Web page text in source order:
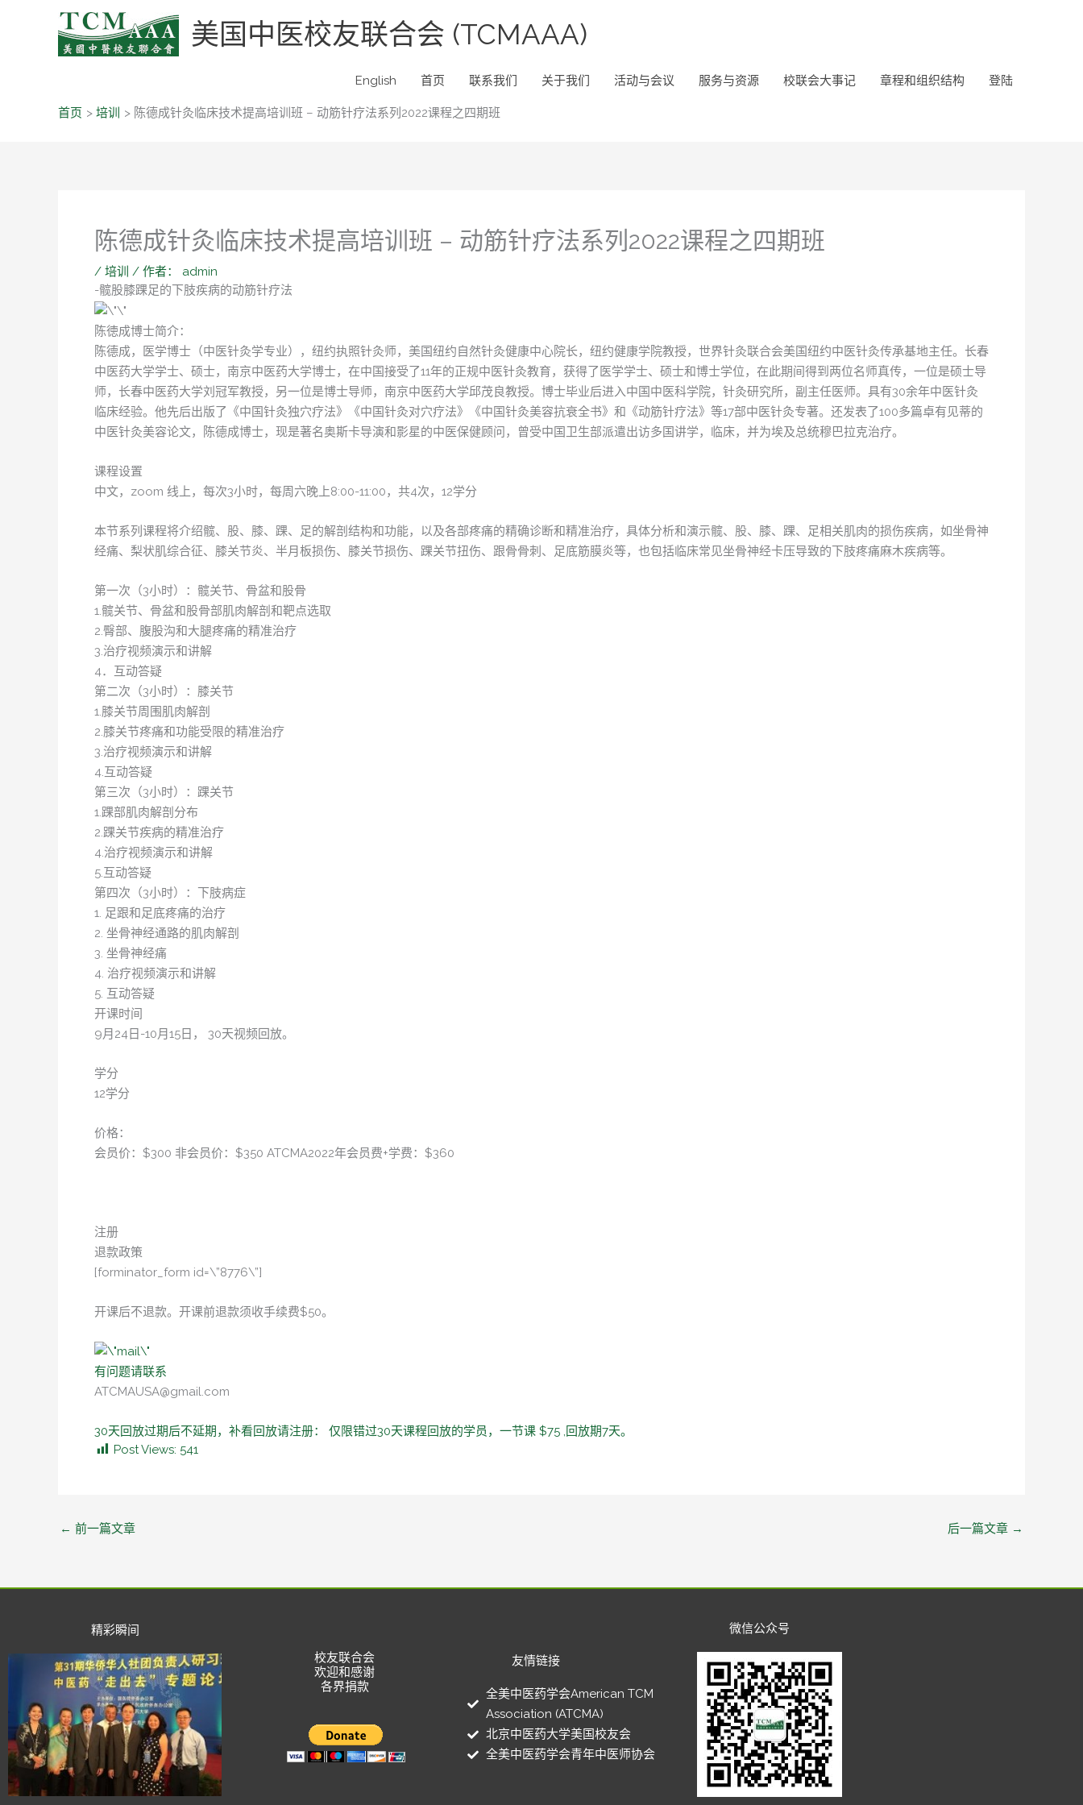
美国中医校友联合会 (TCMAAA)
English 首页 联系我们 关于我们 活动与会议 服务与资源 校联会大事记 章程和组织结构 登陆
首页 培训 陈德成针灸临床技术提高培训班 – 动筋针疗法系列2022课程之四期班
陈德成针灸临床技术提高培训班 – 动筋针疗法系列2022课程之四期班
/ 培训 / 作者：
admin
-髋股膝踝足的下肢疾病的动筋针疗法
陈徳成博士简介：
陈德成，医学博士（中医针灸学专业），纽约执照针灸师，美国纽约自然针灸健康中心院长，纽约健康学院教授，世界针灸联合会美国纽约中医针灸传承基地主任。长春
中医药大学学士、硕士，南京中医药大学博士，在中国接受了11年的正规中医针灸教育，获得了医学学士、硕士和博士学位，在此期间得到两位名师真传，一位是硕士导
师，长春中医药大学刘冠军教授，另一位是博士导师，南京中医药大学邱茂良教授。博士毕业后进入中国中医科学院，针灸研究所，副主任医师。具有30余年中医针灸
临床经验。他先后出版了《中国针灸独穴疗法》《中国针灸对穴疗法》《中国针灸美容抗衰全书》和《动筋针疗法》等17部中医针灸专著。还发表了100多篇卓有见蒂的
中医针灸美容论文，陈德成博士，现是著名奥斯卡导演和影星的中医保健顾问，曾受中国卫生部派遣出访多国讲学，临床，并为埃及总统穆巴拉克治疗。
课程设置
中文，zoom 线上，每次3小时，每周六晚上8:00-11:00，共4次，12学分
本节系列课程将介绍髋、股、膝、踝、足的解剖结构和功能，以及各部疼痛的精确诊断和精准治疗，具体分析和演示髋、股、膝、踝、足相关肌肉的损伤疾病，如坐骨神
经痛、梨状肌综合征、膝关节炎、半月板损伤、膝关节损伤、踝关节扭伤、跟骨骨刺、足底筋膜炎等，也包括临床常见坐骨神经卡压导致的下肢疼痛麻木疾病等。
第一次（3小时）：髋关节、骨盆和股骨
1.髋关节、骨盆和股骨部肌肉解剖和靶点选取
2.臀部、腹股沟和大腿疼痛的精准治疗
3.治疗视频演示和讲解
4．互动答疑
第二次（3小时）：膝关节
1.膝关节周围肌肉解剖
2.膝关节疼痛和功能受限的精准治疗
3.治疗视频演示和讲解
4.互动答疑
第三次（3小时）：踝关节
1.踝部肌肉解剖分布
2.踝关节疾病的精准治疗
4.治疗视频演示和讲解
5.互动答疑
第四次（3小时）：下肢病症
1. 足跟和足底疼痛的治疗
2. 坐骨神经通路的肌肉解剖
3. 坐骨神经痛
4. 治疗视频演示和讲解
5. 互动答疑
开课时间
9月24日-10月15日， 30天视频回放。
学分
12学分
价格：
会员价：$300 非会员价：$350 ATCMA2022年会员费+学费：$360
注册
退款政策
[forminator_form id=\”8776\”]
开课后不退款。开课前退款须收手续费$50。
有问题请联系
ATCMAUSA@gmail.com
30天回放过期后不延期，补看回放请注册： 仅限错过30天课程回放的学员，一节课 $75 ,回放期7天。
Post Views: 541
← 前一篇文章 后一篇文章 →
精彩瞬间
校友联合会
欢迎和感谢
各界捐款
友情链接
全美中医药学会American TCM
Association (ATCMA)
北京中医药大学美国校友会
全美中医药学会青年中医师协会
微信公众号